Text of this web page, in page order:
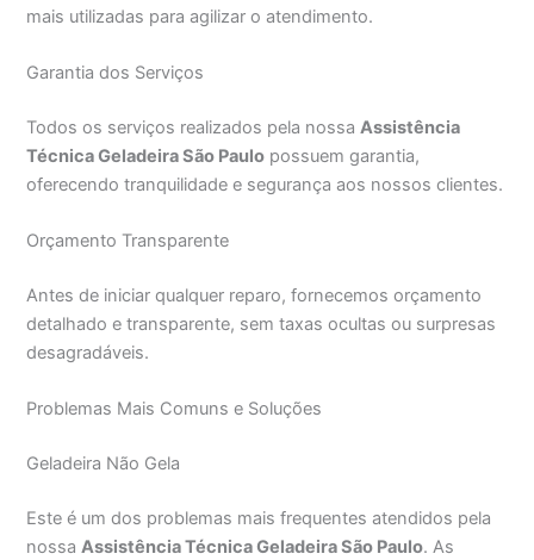
mais utilizadas para agilizar o atendimento.
Garantia dos Serviços
Todos os serviços realizados pela nossaAssistência
Técnica Geladeira São Paulo possuem garantia,
oferecendo tranquilidade e segurança aos nossos clientes.
Orçamento Transparente
Antes de iniciar qualquer reparo, fornecemos orçamento
detalhado e transparente, sem taxas ocultas ou surpresas
desagradáveis.
Problemas Mais Comuns e Soluções
Geladeira Não Gela
Este é um dos problemas mais frequentes atendidos pela
nossaAssistência Técnica Geladeira São Paulo. As